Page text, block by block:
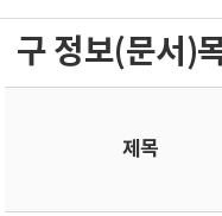
구 정보(문서)
제목